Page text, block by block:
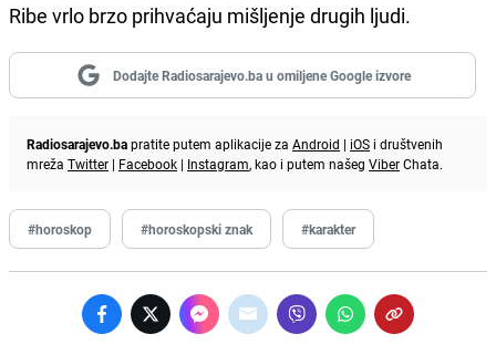
Ribe vrlo brzo prihvaćaju mišljenje drugih ljudi.
Dodajte Radiosarajevo.ba u omiljene Google izvore
Radiosarajevo.bapratite putem aplikacije za Android | iOS i društvenih
mreža Twitter | Facebook | Instagram, kao i putem našeg ViberChata.
#horoskop #horoskopski znak #karakter